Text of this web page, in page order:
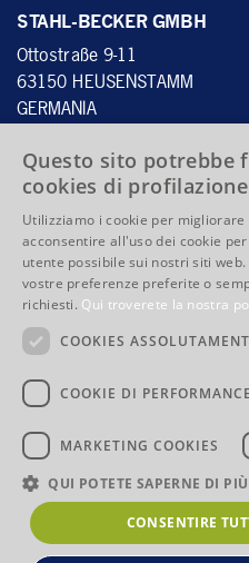
STAHL-BECKER GMBH
Ottostraße 9-11
63150 HEUSENSTAMM
GERMANIA
Tel.:+49 6104 4059 - 60
Fax: +49 6104 4059 - 70
info@stahlbecker.de
QUICKLINKS
Prodotti
La Società
Nota legale
Informativa sulla privacy
© 2026
Questo sito potrebbe
cookies di
Utilizziamo i cookie per
acconsentire all'uso dei cookie
utente possibile sui nostri siti
vostre preferenze preferite o
richiesti. Qui troverete la nostra
COOKIES
COOKIE DI PERFORMANCE
MARKETING COOKIES
QUI POTETE SAPERNE DI
CONSENTIRE